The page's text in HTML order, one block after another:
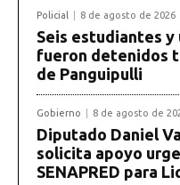
Policial 8 de agosto de 2026
Seis estudiantes y
fueron detenidos
de Panguipulli
Gobierno 8 de agosto de
Diputado Daniel
solicita apoyo
SENAPRED para